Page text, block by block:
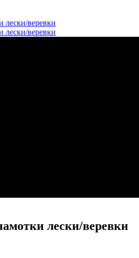
лески/веревки